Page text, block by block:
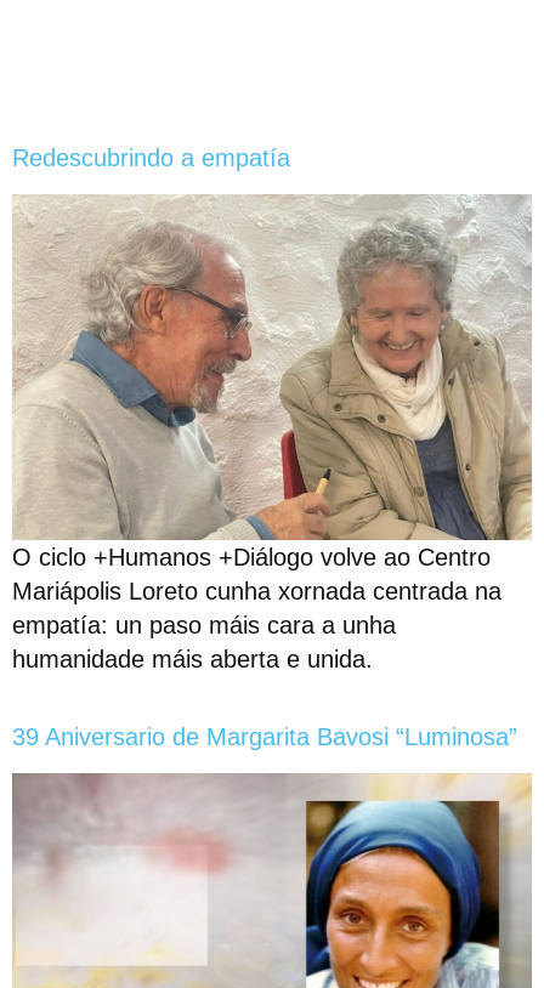
Redescubrindo a empatía
O ciclo +Humanos +Diálogo volve ao Centro
Mariápolis Loreto cunha xornada centrada na
empatía: un paso máis cara a unha
humanidade máis aberta e unida.
39 Aniversario de Margarita Bavosi “Luminosa”